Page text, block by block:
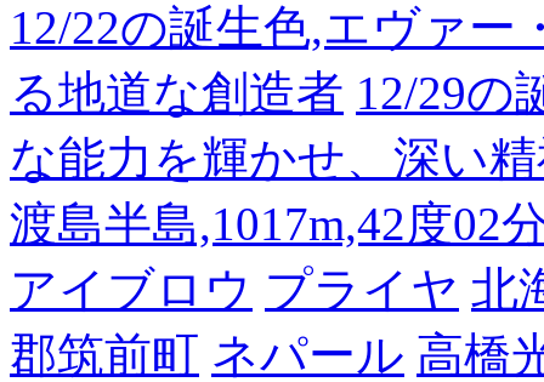
12/22の誕生色,エヴァ
る地道な創造者 12/29の
な能力を輝かせ、深い
渡島半島,1017m,42度02
アイブロウ プライヤ 北
郡筑前町 ネパール 高橋